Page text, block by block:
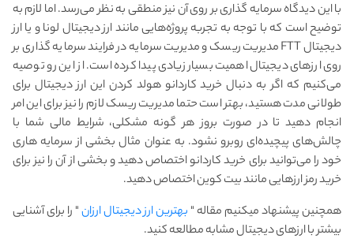
با این دیدگاه سرمایه گذاری بر روی آن نیز منطقی به نظر می‌رسد. اما لازم به
توضیح است که با توجه به تجربه پروژه‌هایی مانند ارز دیجیتال لونا و یا ارز
دیجیتال FTT مدیریت ریسک و مدیریت سرمایه در فرایند سرمایه گذاری بر
روی ارزهای دیجیتال اهمیت بسیار زیادی پیدا کرده است. از این رو توصیه
می‌کنیم که اگر به دنبال خرید کاردانو هولد کردن این ارز دیجیتال برای
طولانی مدت هستید، بهتر است حتما مدیریت ریسک لازم را نیز برای این امر
انجام دهید تا در صورت بروز هر گونه مشکلی، شرایط مالی شما با
چالش‌های پیچیده‌ای روبرو نشود. به عنوان مثال بخشی از سرمایه هاری
خود را می‌توانید برای خرید کاردانو اختصاص دهید و بخشی از آن را نیز برای
خرید رمز ارزهایی مانند بیت کوین اختصاص دهید.
همچنین پیشنهاد میکنیم مقاله " بهترین ارز دیجیتال ارزان" را برای آشنایی
بیشتر با ارزهای دیجیتال مشابه مطالعه کنید.